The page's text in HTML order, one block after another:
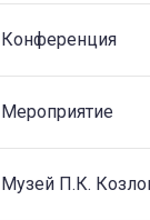
Конференция
Мероприятие
Музей П.К.